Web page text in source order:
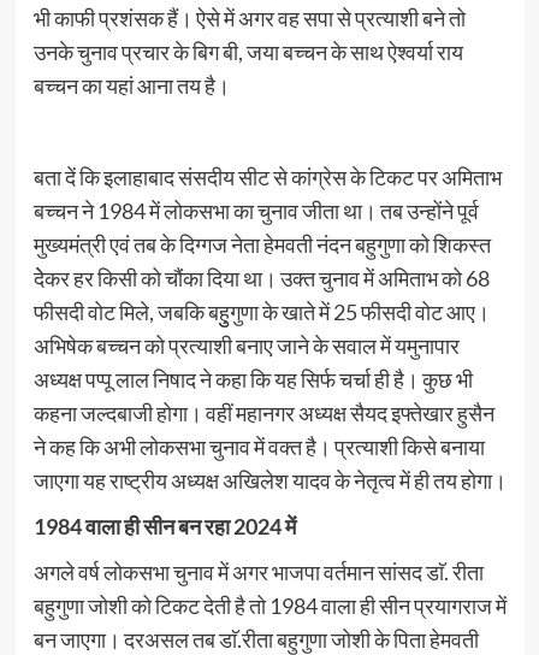
भी काफी प्रशंसक हैं। ऐसे में अगर वह सपा से प्रत्याशी बने तो
उनके चुनाव प्रचार के बिग बी, जया बच्चन के साथ ऐश्वर्या राय
बच्चन का यहां आना तय है।
बता दें कि इलाहाबाद संसदीय सीट से कांग्रेस के टिकट पर अमिताभ
बच्चन ने 1984 में लोकसभा का चुनाव जीता था। तब उन्होंने पूर्व
मुख्यमंत्री एवं तब के दिग्गज नेता हेमवती नंदन बहुगुणा को शिकस्त
देेकर हर किसी को चौंका दिया था। उक्त चुनाव में अमिताभ को 68
फीसदी वोट मिले, जबकि बहुुगुणा के खाते में 25 फीसदी वोट आए।
अभिषेक बच्चन को प्रत्याशी बनाए जाने के सवाल में यमुनापार
अध्यक्ष पप्पू लाल निषाद ने कहा कि यह सिर्फ चर्चा ही है। कुछ भी
कहना जल्दबाजी होगा। वहीं महानगर अध्यक्ष सैयद इफ्तेखार हुसैन
ने कह कि अभी लोकसभा चुनाव में वक्त है। प्रत्याशी किसे बनाया
जाएगा यह राष्ट्रीय अध्यक्ष अखिलेश यादव के नेतृत्व में ही तय होगा।
1984 वाला ही सीन बन रहा 2024 में
अगले वर्ष लोकसभा चुनाव में अगर भाजपा वर्तमान सांसद डाॅ. रीता
बहुगुणा जोशी को टिकट देती है तो 1984 वाला ही सीन प्रयागराज में
बन जाएगा। दरअसल तब डाॅ.रीता बहुगुणा जोशी के पिता हेमवती